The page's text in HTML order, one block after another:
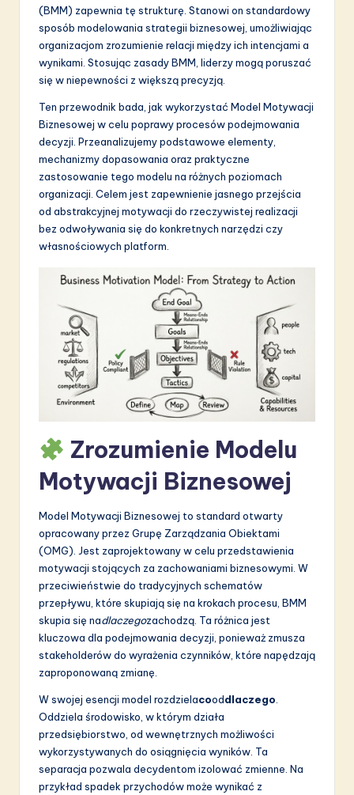
in
A
&
S
o
ti
o
(BMM) zapewnia tę strukturę. Stanowi on standardowy
sposób modelowania strategii biznesowej, umożliwiając
organizacjom zrozumienie relacji między ich intencjami a
wynikami. Stosując zasady BMM, liderzy mogą poruszać
się w niepewności z większą precyzją.
Ten przewodnik bada, jak wykorzystać Model Motywacji
Biznesowej w celu poprawy procesów podejmowania
decyzji. Przeanalizujemy podstawowe elementy,
mechanizmy dopasowania oraz praktyczne
zastosowanie tego modelu na różnych poziomach
organizacji. Celem jest zapewnienie jasnego przejścia
od abstrakcyjnej motywacji do rzeczywistej realizacji
bez odwoływania się do konkretnych narzędzi czy
własnościowych platform.
Zrozumienie Modelu
Motywacji Biznesowej
Model Motywacji Biznesowej to standard otwarty
opracowany przez Grupę Zarządzania Obiektami
(OMG). Jest zaprojektowany w celu przedstawienia
motywacji stojących za zachowaniami biznesowymi. W
przeciwieństwie do tradycyjnych schematów
przepływu, które skupiają się na krokach procesu, BMM
skupia się nadlaczegozachodzą. Ta różnica jest
kluczowa dla podejmowania decyzji, ponieważ zmusza
stakeholderów do wyrażenia czynników, które napędzają
zaproponowaną zmianę.
W swojej esencji model rozdzielacooddlaczego
Oddziela środowisko, w którym działa
przedsiębiorstwo, od wewnętrznych możliwości
wykorzystywanych do osiągnięcia wyników. Ta
separacja pozwala decydentom izolować zmienne. Na
przykład spadek przychodów może wynikać z